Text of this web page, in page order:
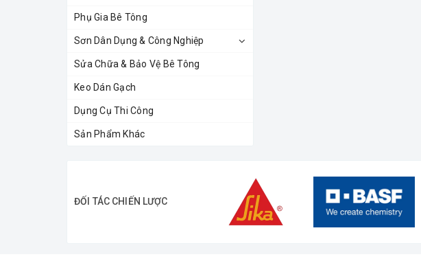
Phụ Gia Bê Tông
Sơn Dân Dụng & Công Nghiệp
Sửa Chữa & Bảo Vệ Bê Tông
Keo Dán Gạch
Dụng Cụ Thi Công
Sản Phẩm Khác
ĐỐI TÁC CHIẾN LƯỢC